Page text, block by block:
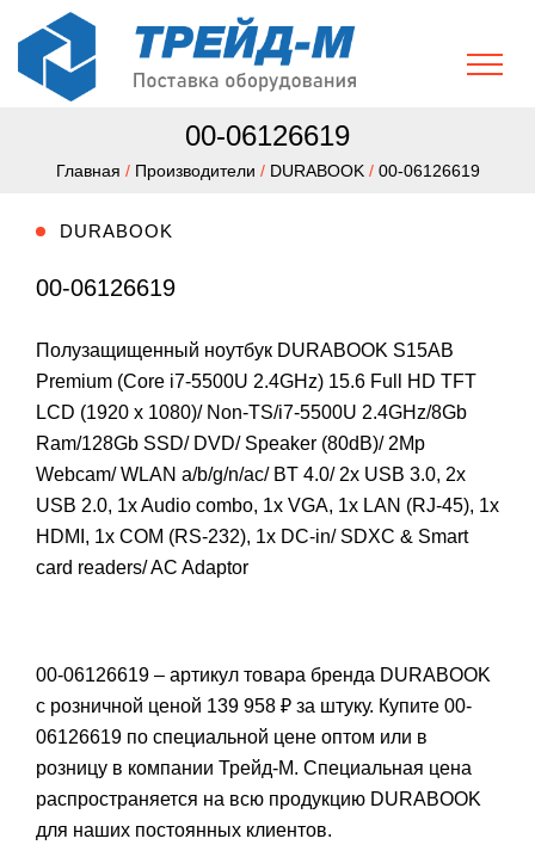
00-06126619
Главная / Производители / DURABOOK / 00-06126619
DURABOOK
00-06126619
Полузащищенный ноутбук DURABOOK S15AB
Premium (Core i7-5500U 2.4GHz) 15.6 Full HD TFT
LCD (1920 x 1080)/ Non-TS/i7-5500U 2.4GHz/8Gb
Ram/128Gb SSD/ DVD/ Speaker (80dB)/ 2Mp
Webcam/ WLAN a/b/g/n/ac/ BT 4.0/ 2x USB 3.0, 2x
USB 2.0, 1x Audio combo, 1x VGA, 1x LAN (RJ-45), 1x
HDMI, 1x COM (RS-232), 1x DC-in/ SDXC & Smart
card readers/ AC Adaptor
00-06126619 – артикул товара бренда DURABOOK
с розничной ценой 139 958 ₽ за штуку. Купите 00-
06126619 по специальной цене оптом или в
розницу в компании Трейд-М. Специальная цена
распространяется на всю продукцию DURABOOK
для наших постоянных клиентов.